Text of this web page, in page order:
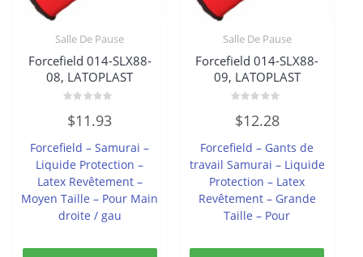
Salle De Pause
Forcefield 014-SLX88-
08, LATOPLAST
0
sur
$11.93
Forcefield – Samurai –
Liquide Protection –
Latex Revêtement –
Moyen Taille – Pour Main
droite / gau
Salle De Pause
Forcefield 014-SLX88-
09, LATOPLAST
0
sur
$12.28
Forcefield – Gants de
travail Samurai – Liquide
Protection – Latex
Revêtement – Grande
Taille – Pour